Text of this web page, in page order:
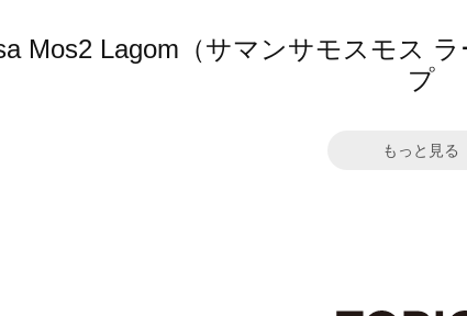
Mos2 Lagom（サマンサモスモス
プ
もっと見る